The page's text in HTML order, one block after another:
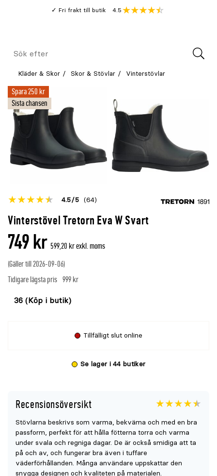
Fri frakt till butik
Genomsnitt
4.5
Meny
Sök
Kläder & Skor Skor & Stövlar Vinterstövlar
Vinterstövel Tretorn Eva W Svart
Betyget
denna
{0}
av
4.5 5 (64)
Öppna
749 kr 599,20 kr exkl. moms
(Gäller till 2026-09-06)
Tidigare lägsta pris 999 kr
Tillfälligt slut online
Se lager i 44 butiker
Recensionsöversikt
Betyget
för
denna
är
4.5
5
Stövlarna beskrivs som varma, bekväma och med en bra
passform, perfekt för att hålla fötterna torra och varma
under svala och regniga dagar. De är också smidiga att ta
på och av, och fungerar bra även i tuffare
väderförhållanden. Många användare uppskattar den
snygga designen och kvaliteten på materialen.
Spara 250 kr
Sista chansen